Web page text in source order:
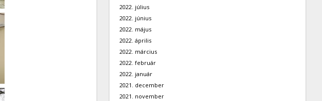
2022. július
2022. június
2022. május
2022. április
2022. március
2022. február
2022. január
2021. december
2021. november